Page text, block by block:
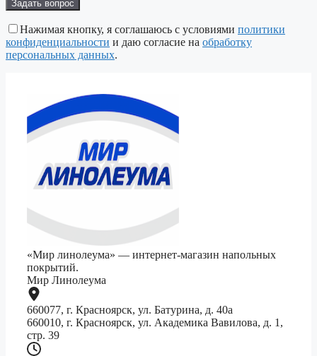
это
поле
пустым.
Нажимая кнопку, я соглашаюсь с условиями политики
конфиденциальности и даю согласие на обработку
персональных данных.
«Мир линолеума» — интернет-магазин напольных
покрытий.
Мир Линолеума
660077, г. Красноярск, ул. Батурина, д. 40а
660010, г. Красноярск, ул. Академика Вавилова, д. 1,
стр. 39